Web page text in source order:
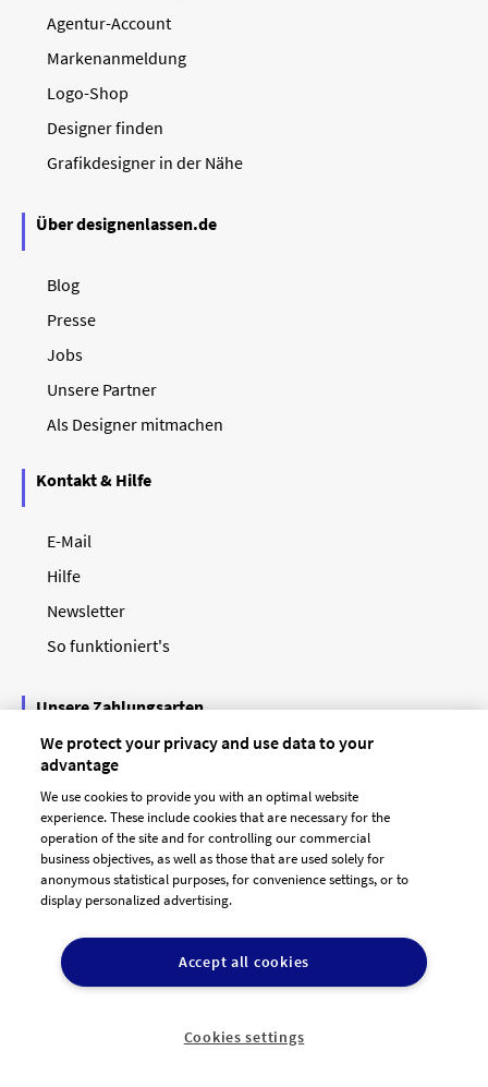
Agentur-Account
Markenanmeldung
Logo-Shop
Designer finden
Grafikdesigner in der Nähe
Über designenlassen.de
Blog
Presse
Jobs
Unsere Partner
Als Designer mitmachen
Kontakt & Hilfe
E-Mail
Hilfe
Newsletter
So funktioniert's
Unsere Zahlungsarten
AGB Dienstleister
Datenschutz
Impressum
We protect your privacy and use data to your
advantage
We use cookies to provide you with an optimal website
experience. These include cookies that are necessary for the
operation of the site and for controlling our commercial
business objectives, as well as those that are used solely for
anonymous statistical purposes, for convenience settings, or to
display personalized advertising.
Accept all cookies
Cookies settings